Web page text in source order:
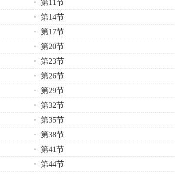
第11节
第14节
第17节
第20节
第23节
第26节
第29节
第32节
第35节
第38节
第41节
第44节